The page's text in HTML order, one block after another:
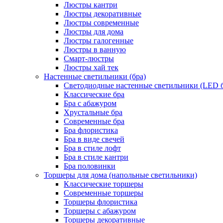
Люстры кантри
Люстры декоративные
Люстры современные
Люстры для дома
Люстры галогенные
Люстры в ванную
Смарт-люстры
Люстры хай тек
Настенные светильники (бра)
Светодиодные настенные светильники (LED
Классические бра
Бра с абажуром
Хрустальные бра
Современные бра
Бра флористика
Бра в виде свечей
Бра в стиле лофт
Бра в стиле кантри
Бра половинки
Торшеры для дома (напольные светильники)
Классические торшеры
Современные торшеры
Торшеры флористика
Торшеры с абажуром
Торшеры декоративные